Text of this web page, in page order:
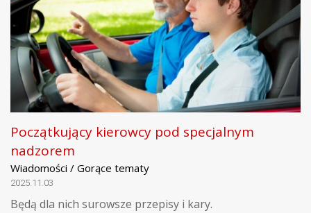
Początkujący kierowcy pod specjalnym
nadzorem
Wiadomości / Gorące tematy
2025.11.03
Będą dla nich surowsze przepisy i kary.